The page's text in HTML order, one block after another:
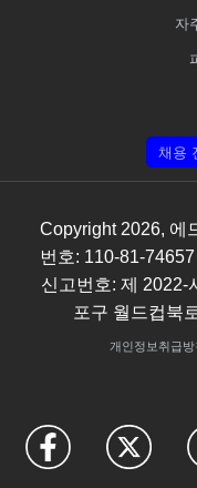
자
채용
Copyright 2026, 에
번호: 110-81-
신고번호: 제 2022-
포구 월드컵북
개인정보취급방